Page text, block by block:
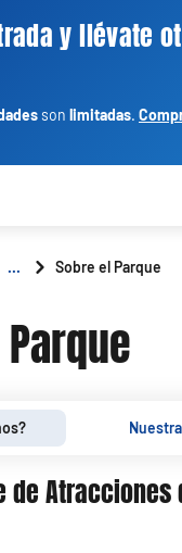
y llévate
son limitadas.
... Sobre el Parque
de